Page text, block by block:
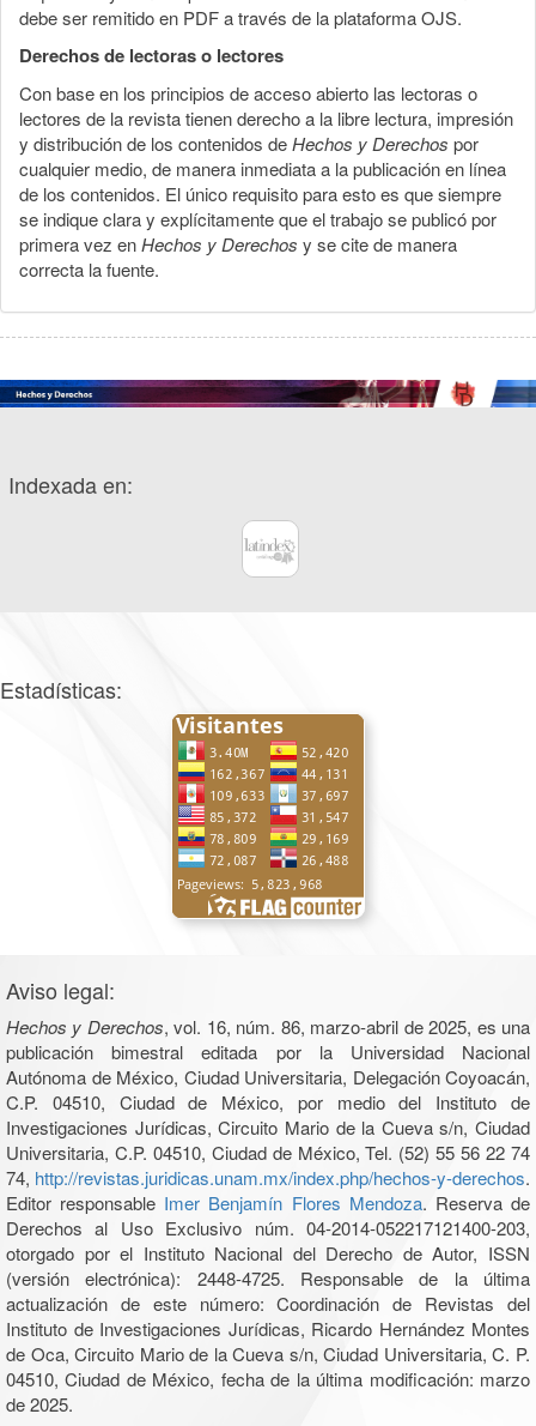
debe ser remitido en PDF a través de la plataforma OJS.
Derechos de lectoras o lectores
Con base en los principios de acceso abierto las lectoras o
lectores de la revista tienen derecho a la libre lectura, impresión
y distribución de los contenidos deHechos y Derechos por
cualquier medio, de manera inmediata a la publicación en línea
de los contenidos. El único requisito para esto es que siempre
se indique clara y explícitamente que el trabajo se publicó por
primera vez enHechos y Derechos y se cite de manera
correcta la fuente.
Indexada en:
Estadísticas:
Aviso legal:
Hechos y Derechos, vol. 16, núm. 86, marzo-abril de 2025, es una
publicación bimestral editada por la Universidad Nacional
Autónoma de México, Ciudad Universitaria, Delegación Coyoacán,
C.P. 04510, Ciudad de México, por medio del Instituto de
Investigaciones Jurídicas, Circuito Mario de la Cueva s/n, Ciudad
Universitaria, C.P. 04510, Ciudad de México, Tel. (52) 55 56 22 74
74, http://revistas.juridicas.unam.mx/index.php/hechos-y-derechos.
Editor responsable Imer Benjamín Flores Mendoza. Reserva de
Derechos al Uso Exclusivo núm. 04-2014-052217121400-203,
otorgado por el Instituto Nacional del Derecho de Autor, ISSN
(versión electrónica): 2448-4725. Responsable de la última
actualización de este número: Coordinación de Revistas del
Instituto de Investigaciones Jurídicas, Ricardo Hernández Montes
de Oca, Circuito Mario de la Cueva s/n, Ciudad Universitaria, C. P.
04510, Ciudad de México, fecha de la última modificación: marzo
de 2025.